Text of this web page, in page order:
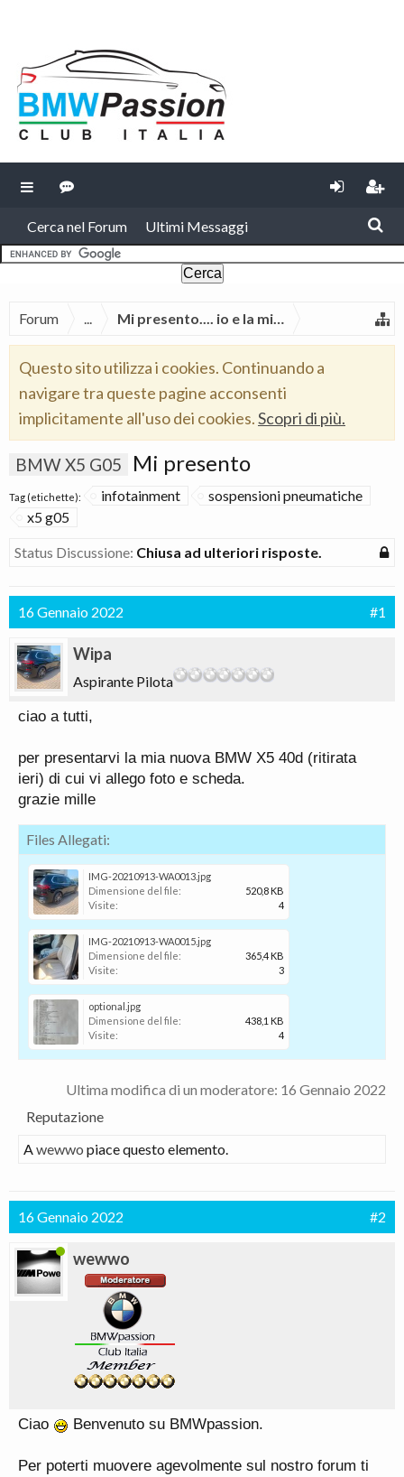
Cerca nel Forum Ultimi Messaggi
Forum ... Mi presento.... io e la mia BMW
Questo sito utilizza i cookies. Continuando a
navigare tra queste pagine acconsenti
implicitamente all'uso dei cookies.Scopri di più.
BMW X5 G05 Mi presento
Tag (etichette): infotainment
sospensioni pneumatiche
x5 g05
Status Discussione: Chiusa ad ulteriori risposte.
16 Gennaio 2022 #1
Wipa
Aspirante Pilota
ciao a tutti,
per presentarvi la mia nuova BMW X5 40d (ritirata
ieri) di cui vi allego foto e scheda.
grazie mille
Files Allegati:
IMG-20210913-WA0013.jpg
Dimensione del file:
520,8 KB
Visite:
4
IMG-20210913-WA0015.jpg
Dimensione del file:
365,4 KB
Visite:
3
optional.jpg
Dimensione del file:
438,1 KB
Visite:
4
Ultima modifica di un moderatore: 16 Gennaio 2022
Reputazione
Awewwo piace questo elemento.
16 Gennaio 2022 #2
wewwo
Ciao Benvenuto su BMWpassion.
Per poterti muovere agevolmente sul nostro forum ti